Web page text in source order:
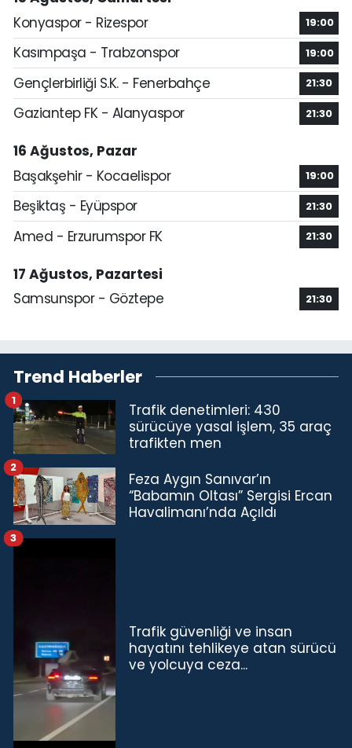
Konyaspor - Rizespor
19:00
Kasımpaşa - Trabzonspor 19:00
Gençlerbirliği S.K. - Fenerbahçe 21:30
Gaziantep FK - Alanyaspor 21:30
16 Ağustos, Pazar
Başakşehir - Kocaelispor
19:00
Beşiktaş - Eyüpspor 21:30
Amed - Erzurumspor FK 21:30
17 Ağustos, Pazartesi
Samsunspor - Göztepe
21:30
Trend Haberler
Trafik denetimleri: 430
sürücüye yasal işlem, 35 araç
trafikten men
1
Feza Aygın Sanıvar’ın
“Babamın Oltası” Sergisi Ercan
Havalimanı’nda Açıldı
2
Trafik güvenliği ve insan
hayatını tehlikeye atan sürücü
ve yolcuya ceza...
3